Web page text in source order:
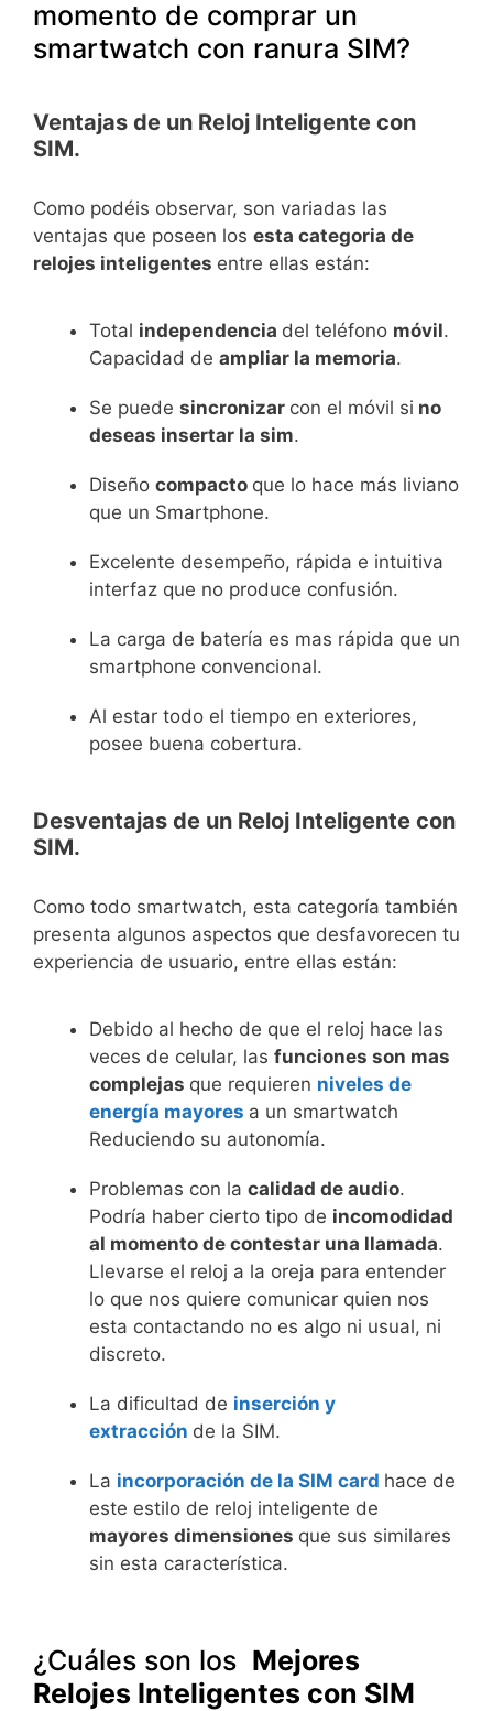
momento de comprar un
smartwatch con ranura SIM?
Ventajas de un Reloj Inteligente con
SIM.
Como podéis observar, son variadas las
ventajas que poseen los esta categoria de
relojes inteligentes entre ellas están:
Total independencia del teléfono móvil.
Capacidad de ampliar la memoria.
Se puede sincronizar con el móvil si no
deseas insertar la sim.
Diseño compacto que lo hace más liviano
que un Smartphone.
Excelente desempeño, rápida e intuitiva
interfaz que no produce confusión.
La carga de batería es mas rápida que un
smartphone convencional.
Al estar todo el tiempo en exteriores,
posee buena cobertura.
Desventajas de un Reloj Inteligente con
SIM.
Como todo smartwatch, esta categoría también
presenta algunos aspectos que desfavorecen tu
experiencia de usuario, entre ellas están:
Debido al hecho de que el reloj hace las
veces de celular, las funciones son mas
complejas que requieren niveles de
energía mayores a un smartwatch
Reduciendo su autonomía.
Problemas con la calidad de audio.
Podría haber cierto tipo de incomodidad
al momento de contestar una llamada.
Llevarse el reloj a la oreja para entender
lo que nos quiere comunicar quien nos
esta contactando no es algo ni usual, ni
discreto.
La dificultad de inserción y
extracción de la SIM.
La incorporación de la SIM card hace de
este estilo de reloj inteligente de
mayores dimensiones que sus similares
sin esta característica.
¿Cuáles son los Mejores
Relojes Inteligentes con SIM